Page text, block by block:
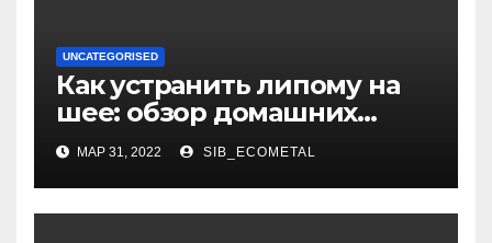
UNCATEGORISED
Как устранить липому на
шее: обзор домашних
методов лечения
МАР 31, 2022 SIB_ECOMETAL